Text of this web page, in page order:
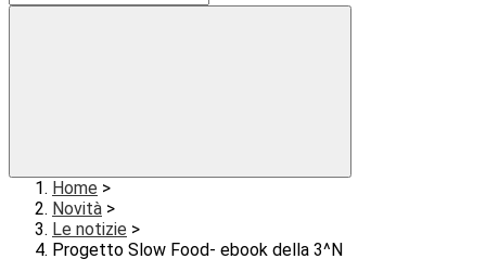
Home >
Novità >
Le notizie >
Progetto Slow Food- ebook della 3^N